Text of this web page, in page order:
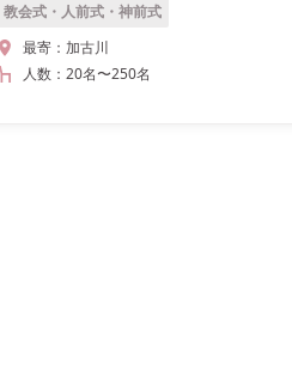
教会式・人前式・神前式
最寄： 加古川
人数： 20名〜250名